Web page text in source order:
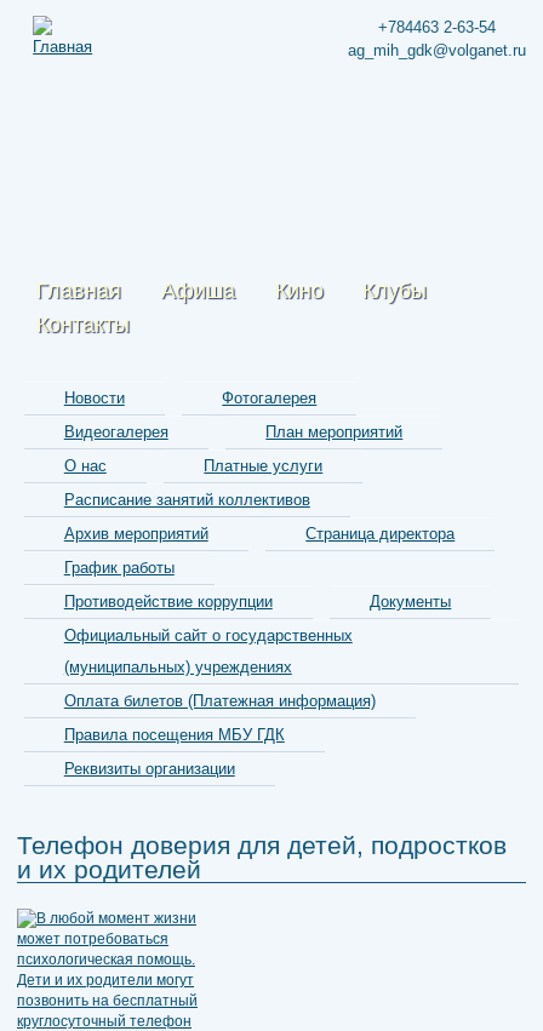
+784463 2-63-54
ag_mih_gdk@volganet.ru
Главная Афиша Кино
Клубы
Контакты
Новости
Фотогалерея
Видеогалерея
План мероприятий
О нас
Платные услуги
Расписание занятий коллективов
Архив мероприятий
Страница директора
График работы
Противодействие коррупции
Документы
Официальный сайт о государственных
(муниципальных) учреждениях
Оплата билетов (Платежная информация)
Правила посещения МБУ ГДК
Реквизиты организации
Телефон доверия для детей, подростков
и их родителей